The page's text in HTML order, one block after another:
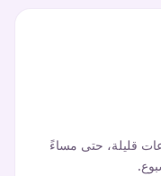
قليلة، حتى مساءً